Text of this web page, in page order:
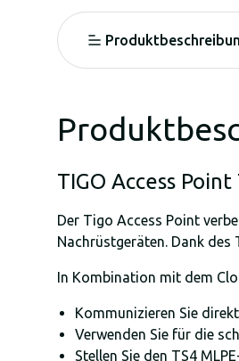
TIGO Access Point
Der Tigo Access Point
Nachrüstgeräten. Dank
In Kombination mit dem
Kommunizieren Sie
Verwenden Sie für die
Stellen Sie den TS4